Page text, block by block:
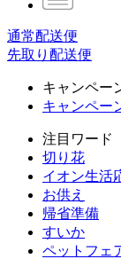
通常配送便
先取り配送便
キャンペー
キャンペー
注目ワード
切り花
イオン生活
お供え
帰省準備
すいか
ペットフェ